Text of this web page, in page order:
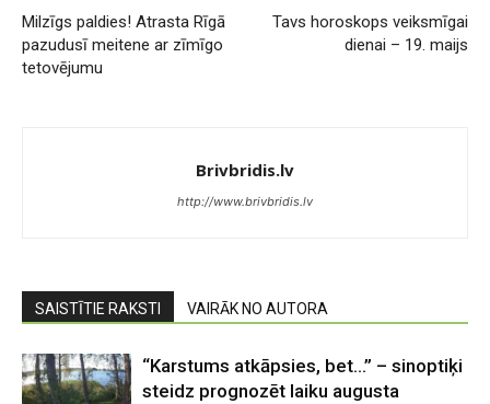
Milzīgs paldies! Atrasta Rīgā
pazudusī meitene ar zīmīgo
tetovējumu
Tavs horoskops veiksmīgai
dienai – 19. maijs
Brivbridis.lv
http://www.brivbridis.lv
SAISTĪTIE RAKSTI VAIRĀK NO AUTORA
“Karstums atkāpsies, bet…” – sinoptiķi
steidz prognozēt laiku augusta